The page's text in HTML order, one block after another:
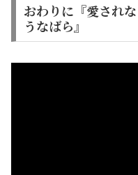
おわりに『愛され
うなばら』